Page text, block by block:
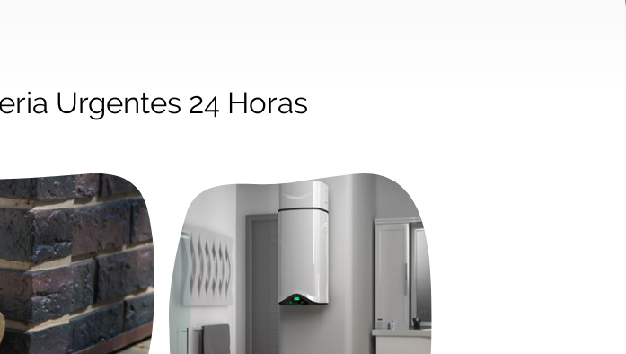
Urgentes 24 Horas